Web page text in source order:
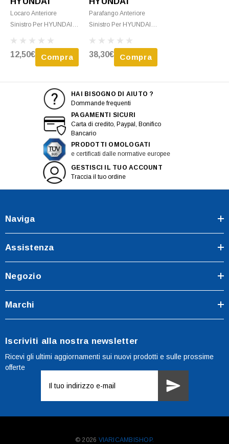
Locaro Anteriore
Sinistro Per HYUNDAI
12,50€ Compra
Parafango Anteriore
Sinistro Per HYUNDAI
38,30€ Compra
HAI BISOGNO DI AIUTO ?
Dommande frequenti
PAGAMENTI SICURI
Carta di credito, Paypal, Bonifico
Bancario
PRODOTTI OMOLOGATI
e certificati dalle normative europee
GESTISCI IL TUO ACCOUNT
Traccia il tuo ordine
Naviga
Assistenza
Negozio
Marchi
Iscriviti alla nostra newsletter
Ricevi gli ultimi aggiornamenti sui nuovi prodotti e sulle prossime
offerte
mail
© 2026 VIARICAMBISHOP.